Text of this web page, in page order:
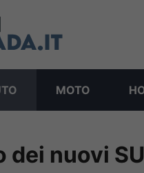
MOTO
dei nuovi